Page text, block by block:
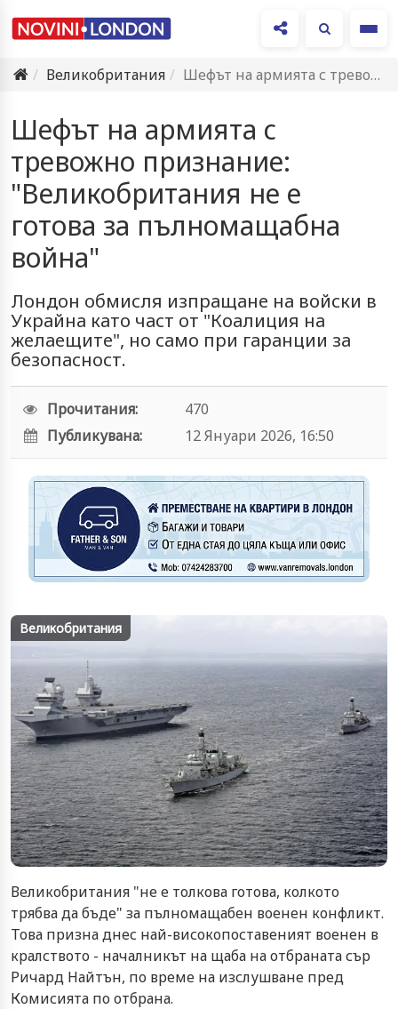
Великобритания
Шефът на армията с тревожно признание: "Великобритания не е готова…
Шефът на армията с
тревожно признание:
"Великобритания не е
готова за пълномащабна
война"
Лондон обмисля изпращане на войски в
Украйна като част от "Коалиция на
желаещите", но само при гаранции за
безопасност.
Прочитания:
470
Публикувана:
12 Януари 2026, 16:50
Великобритания
Великобритания "не е толкова готова, колкото
трябва да бъде" за пълномащабен военен конфликт.
Това призна днес най-високопоставеният военен в
кралството - началникът на щаба на отбраната сър
Ричард Найтън, по време на изслушване пред
Комисията по отбрана.